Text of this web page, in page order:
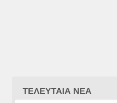
ΤΕΛΕΥΤΑΙΑ ΝΕΑ